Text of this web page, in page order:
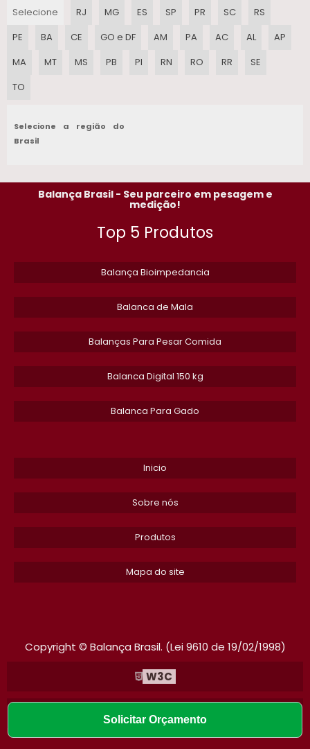
Solicitar Orçamento
DISCO CAF 98 INOX
ETIQUETA TERMICA 80MM
SERRA FITA OSSO CAF
MANUTENCAO EM EQUIPAMENTO DE ACOUGUE
ETIQUETA TERMICA 60X40 PERSONALIZADA
SERRA FITA CAF 282
ETIQUETAS TERMICAS PERSONALIZADAS
FORNECEDOR DE DISCO MOEDOR DE CARNE
PECAS PARA MOEDOR DE CARNE
INSTALACAO DE SOFTWARE PARA BALANCA RODOVIARIA
SERVICO DE MANUTENCAO EM SERRA FITA EM SP
PRECO SERRA FITA CAF 282
PECAS PARA MOEDOR DE CARNE CAF
PECAS DE REPOSICAO PARA MOEDOR DE CARNE
Selecione RJ MG ES SP PR SC
RS
PE
BA CE GO e DF AM PA AC AL
AP
MA
MT MS PB PI RN RO RR
SE
TO
Selecione a região do
Brasil
Balança Brasil - Seu parceiro em pesagem e
medição!
Top 5 Produtos
Balança Bioimpedancia
Balanca de Mala
Balanças Para Pesar Comida
​Balanca Digital 150 kg
Balanca Para Gado
Inicio
Sobre nós
Produtos
Mapa do site
Copyright © Balança Brasil. (Lei 9610 de 19/02/1998)
W3C
W3C